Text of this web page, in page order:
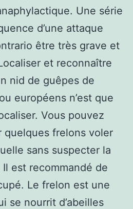
Une série
d’une attaque
être très grave et
et reconnaître
nid de guêpes de
européens n’est que
Vous pouvez
quelques frelons voler
sans suspecter la
Il est recommandé de
Le frelon est une
se nourrit d’abeilles